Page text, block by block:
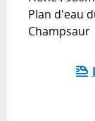
Plan d'eau
Champsaur